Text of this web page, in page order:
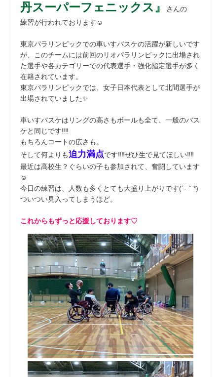
丹スーパーフェニックス』
さんの
練習が行われております☺
東京パラリンピックでの車いすバスケの活躍が新しいです
が、このチームには前回のリオパラリンピックに出場され
た選手や各カテゴリーでの代表選手・強化指定選手が多く
在籍されています。
東京パラリンピックでは、女子日本代表として北間選手が
出場されていました✨
車いすバスケはリングの高さもボールも全て、一般のバス
ケと同じです‼‼
もちろんコートの広さも。
そして何よりも迫力満点です‼‼ぜひ生で見てほしい‼‼
最近は高校生？ぐらいの子も参加されて、奮闘しています
☺
今日の練習は、人数も多くとても大盛り上がりです(´-｀*)
ついつい見入ってしまうほど。
これからもずっと応援しております♡